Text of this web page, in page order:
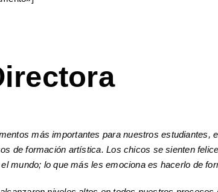
más importantes para nuestros
de formación artística. Los chicos se sienten
mundo; lo que más les emociona es hacerlo de